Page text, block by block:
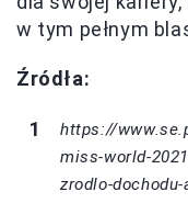
w tym pełnym
Źródła:
https://
miss-world-
zrodlo-